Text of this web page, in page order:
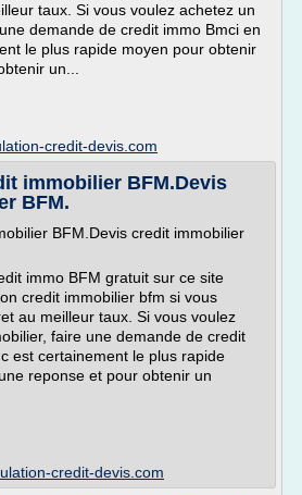
taux. Si vous voulez achetez un
demande de credit immo Bmci en
le plus rapide moyen pour obtenir
un...
credit-devis.com
immobilier BFM.Devis
BFM.
BFM.Devis credit immobilier
immo BFM gratuit sur ce site
credit immobilier bfm si vous
au meilleur taux. Si vous voulez
faire une demande de credit
est certainement le plus rapide
reponse et pour obtenir un
credit-devis.com